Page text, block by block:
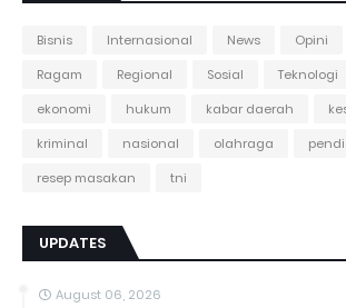
Bisnis Internasional News Opini
Ragam
Regional Sosial Teknologi
ekonomi
hukum kabar daerah
kriminal
nasional olahraga
resep masakan
tni
UPDATES
August 06, 2026